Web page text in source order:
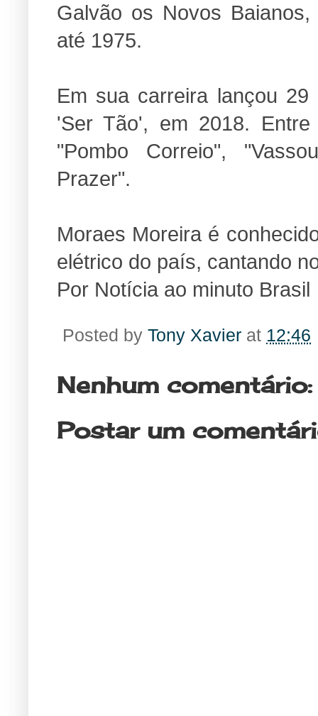
Galvão os Novos
até 1975.
Em sua carreira lançou
'Ser Tão', em 2018.
"Pombo Correio",
Prazer".
Moraes Moreira é
elétrico do país, cantando
Por Notícia ao minuto Brasil
Posted by Tony Xavier at 12:46
Nenhum comentário:
Postar um